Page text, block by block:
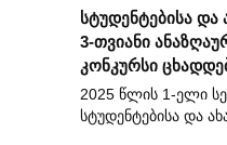
სტუდენტებისა
3-თვიანი
კონკურსი
2025 წლის 1-ელი
სტუდენტებისა და